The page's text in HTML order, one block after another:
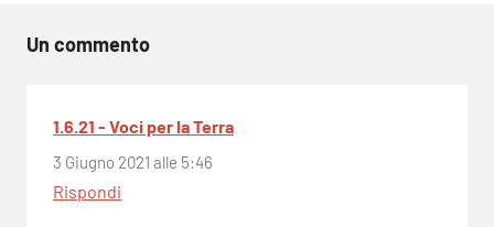
Un commento
1.6.21 - Voci per la Terra
3 Giugno 2021 alle 5:46
Rispondi